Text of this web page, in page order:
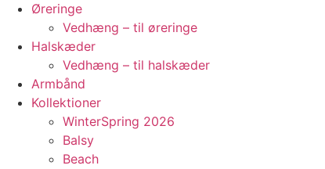
Øreringe
Vedhæng – til øreringe
Halskæder
Vedhæng – til halskæder
Armbånd
Kollektioner
WinterSpring 2026
Balsy
Beach